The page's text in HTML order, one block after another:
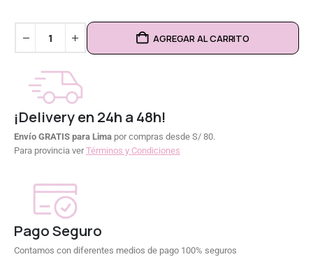
AGREGAR AL CARRITO
¡Delivery en 24h a 48h!
Envío GRATIS para Lima por compras desde S/ 80.
Para provincia verTérminos y Condiciones
Pago Seguro
Contamos con diferentes medios de pago 100% seguros